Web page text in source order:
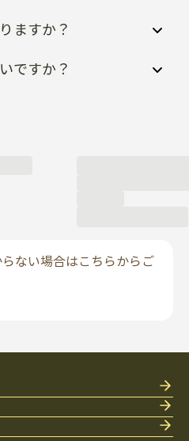
ますか？
ですか？
ない場合はこちらからご